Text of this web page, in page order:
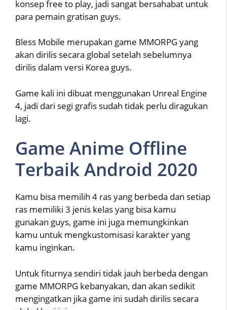
konsep free to play, jadi sangat bersahabat untuk
para pemain gratisan guys.
Bless Mobile merupakan game MMORPG yang
akan dirilis secara global setelah sebelumnya
dirilis dalam versi Korea guys.
Game kali ini dibuat menggunakan Unreal Engine
4, jadi dari segi grafis sudah tidak perlu diragukan
lagi.
Game Anime Offline
Terbaik Android 2020
Kamu bisa memilih 4 ras yang berbeda dan setiap
ras memiliki 3 jenis kelas yang bisa kamu
gunakan guys, game ini juga memungkinkan
kamu untuk mengkustomisasi karakter yang
kamu inginkan.
Untuk fiturnya sendiri tidak jauh berbeda dengan
game MMORPG kebanyakan, dan akan sedikit
mengingatkan jika game ini sudah dirilis secara